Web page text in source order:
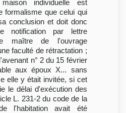
individuelle est
formalisme que celui qui
conclusion et doit donc
notification par lettre
maître de l'ouvrage
faculté de rétractation ;
n° 2 du 15 février
aux époux X... sans
elle y était invitée, si cet
le délai d'exécution des
L. 231-2 du code de la
l'habitation avait été